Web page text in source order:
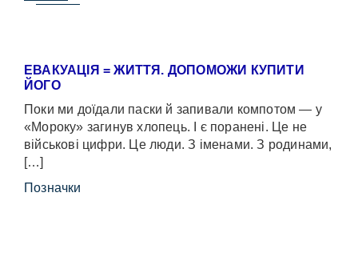
ЕВАКУАЦІЯ = ЖИТТЯ. ДОПОМОЖИ КУПИТИ
ЙОГО
Поки ми доїдали паски й запивали компотом — у
«Мороку» загинув хлопець. І є поранені. Це не
військові цифри. Це люди. З іменами. З родинами,
[…]
Позначки